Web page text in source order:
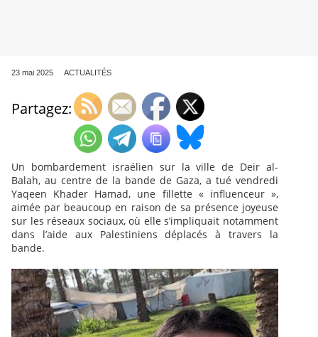
23 mai 2025 ACTUALITÉS
Partagez:
Un bombardement israélien sur la ville de Deir al-
Balah, au centre de la bande de Gaza, a tué vendredi
Yaqeen Khader Hamad, une fillette « influenceur »,
aimée par beaucoup en raison de sa présence joyeuse
sur les réseaux sociaux, où elle s’impliquait notamment
dans l’aide aux Palestiniens déplacés à travers la
bande.